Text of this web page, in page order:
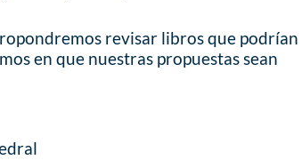
revisar libros que podrían
en que nuestras propuestas sean